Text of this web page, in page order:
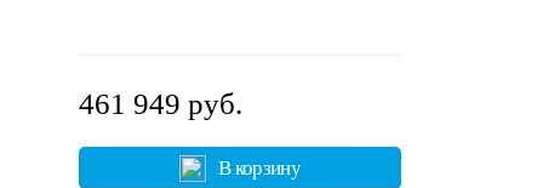
461 949 руб.
В корзину